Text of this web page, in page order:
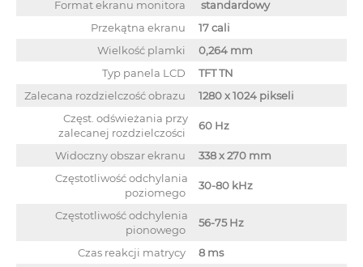
Format ekranu monitora
standardowy
Przekątna ekranu
17 cali
Wielkość plamki
0,264 mm
Typ panela LCD
TFT TN
Zalecana rozdzielczość obrazu
1280 x 1024 pikseli
Częst. odświeżania przy
zalecanej rozdzielczości
60 Hz
Widoczny obszar ekranu
338 x 270 mm
Częstotliwość odchylania
poziomego
30-80 kHz
Częstotliwość odchylenia
pionowego
56-75 Hz
Czas reakcji matrycy
8 ms